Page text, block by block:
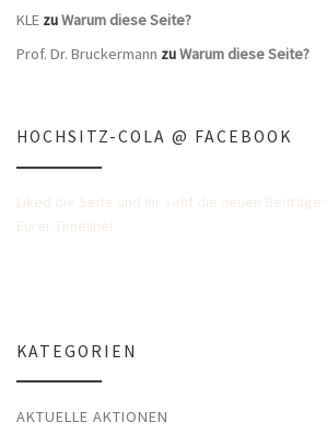
KLE zuWarum diese Seite?
Prof. Dr. Bruckermann zuWarum diese Seite?
HOCHSITZ-COLA @ FACEBOOK
KATEGORIEN
AKTUELLE AKTIONEN